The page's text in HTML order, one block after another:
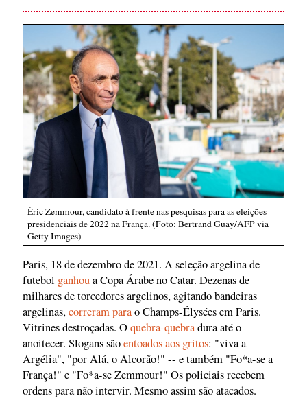
Éric Zemmour, candidato à frente nas pesquisas para as eleições
presidenciais de 2022 na França. (Foto: Bertrand Guay/AFP via
Getty Images)
Paris, 18 de dezembro de 2021. A seleção argelina de
futebol ganhoua Copa Árabe no Catar. Dezenas de
milhares de torcedores argelinos, agitando bandeiras
argelinas,correram parao Champs-Élysées em Paris.
Vitrines destroçadas. Oquebra-quebradura até o
anoitecer. Slogans sãoentoados aos gritos: "viva a
Argélia", "por Alá, o Alcorão!" -- e também "Fo*a-se a
França!" e "Fo*a-se Zemmour!" Os policiais recebem
ordens para não intervir. Mesmo assim são atacados.